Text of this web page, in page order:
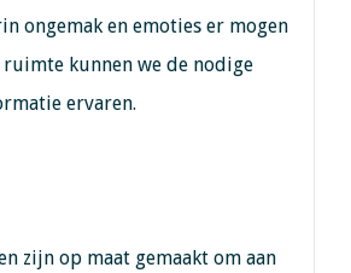
ongemak en emoties er mogen
kunnen we de nodige
ervaren.
zijn op maat gemaakt om aan